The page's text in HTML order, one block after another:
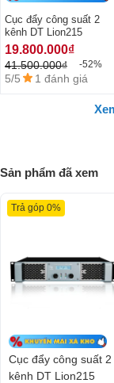
Chất lượng
Được sản xuất trên
thành của hãngDT
thiết bị âm thanh
được thừa
Cục đẩy công suất 2
kênh DT Lion215
19.800.000₫
41.500.000₫ -52%
5/5 1 đánh giá
Sản phẩm đã xem
Cục đẩy công suất 2
kênh DT Lion215
Trả góp 0%